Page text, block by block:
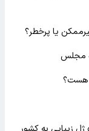
یا پرخطر؟
مجلس